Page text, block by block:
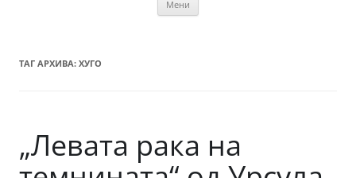
Мени
ТАГ АРХИВА: ХУГО
„Левата рака на